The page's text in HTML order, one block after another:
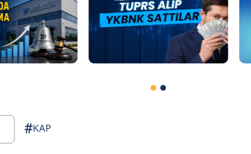
#KAP